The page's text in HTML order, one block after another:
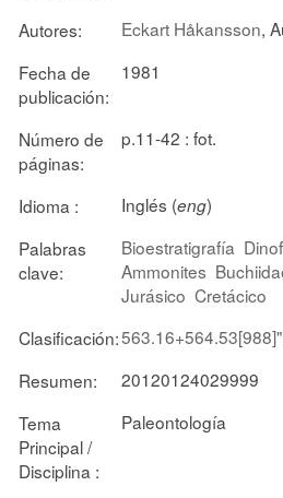
Autores: Eckart Håkansson,
Fecha de
publicación:
1981
Número de
páginas:
p.11-42 : fot.
Idioma : Inglés (eng)
Palabras
clave:
Bioestratigrafía
Ammonites
Jurásico Cretácico
Clasificación:
Resumen:
20120124029999
Tema
Principal /
Disciplina :
Paleontología